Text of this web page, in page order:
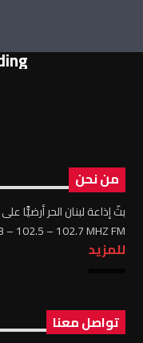
من نحن
بثّ إذاعة لبنان الحر أرضيًّا
– 102.5 – 102.7 MHZ FM
للمزيد
تواصل معنا